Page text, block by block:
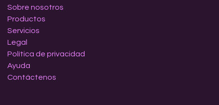
Sobre nosotros
Productos
Servicios
Legal
Política de privacidad
Ayuda
Contáctenos